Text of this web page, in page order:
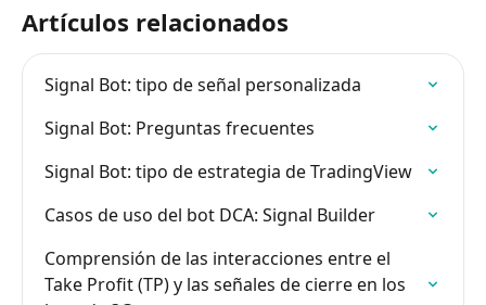
Artículos relacionados
Signal Bot: tipo de señal personalizada
Signal Bot: Preguntas frecuentes
Signal Bot: tipo de estrategia de TradingView
Casos de uso del bot DCA: Signal Builder
Comprensión de las interacciones entre el
Take Profit (TP) y las señales de cierre en los